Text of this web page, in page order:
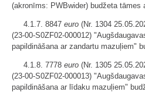
(akronīms: PWBwider) budžeta tāmes
4.1.7. 8847 euro (Nr. 1304
(23-00-S0ZF02-000012)
papildināšana ar zandartu mazuļiem"
4.1.8. 7778 euro (Nr. 1305
(23-00-S0ZF02-000013)
papildināšana ar līdaku mazuļiem"